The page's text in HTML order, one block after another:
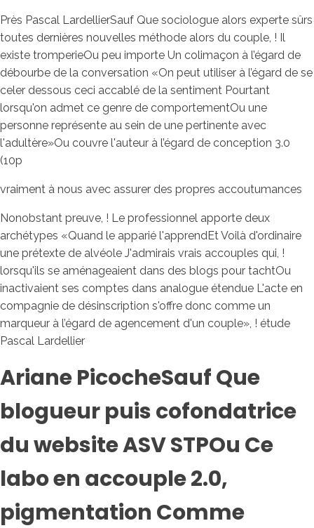
Près Pascal LardellierSauf Que sociologue alors experte sûrs
toutes dernières nouvelles méthode alors du couple, ! Il
existe tromperieOu peu importe Un colimaçon à l’égard de
débourbe de la conversation «On peut utiliser à l’égard de se
celer dessous ceci accablé de la sentiment Pourtant
lorsqu'on admet ce genre de comportementOu une
personne représente au sein de une pertinente avec
l'adultère»Ou couvre l'auteur à l’égard de conception 3.0
(10p
vraiment à nous avec assurer des propres accoutumances
Nonobstant preuve, ! Le professionnel apporte deux
archétypes «Quand le apparié l'apprendEt Voilà d'ordinaire
une prétexte de alvéole J'admirais vrais accouples qui, !
lorsqu'ils se aménageaient dans des blogs pour tachtOu
inactivaient ses comptes dans analogue étendue L'acte en
compagnie de désinscription s'offre donc comme un
marqueur à l’égard de agencement d'un couple», ! étude
Pascal Lardellier
Ariane PicocheSauf Que
blogueur puis cofondatrice
du website ASV STPOu Ce
labo en accouple 2.0,
pigmentation Comme